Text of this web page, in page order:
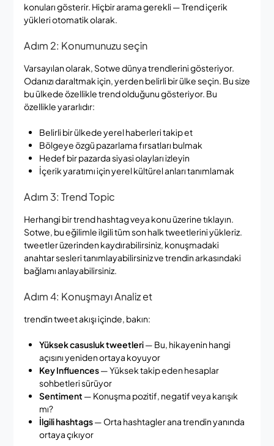
konuları gösterir. Hiçbir arama gerekli — Trend içerik
yükleri otomatik olarak.
Adım 2: Konumunuzu seçin
Varsayılan olarak, Sotwe dünya trendlerini gösteriyor.
Odanızı daraltmak için, yerden belirli bir ülke seçin. Bu size
bu ülkede özellikle trend olduğunu gösteriyor. Bu
özellikle yararlıdır:
Belirli bir ülkede yerel haberleri takip et
Bölgeye özgü pazarlama fırsatları bulmak
Hedef bir pazarda siyasi olayları izleyin
İçerik yaratımı için yerel kültürel anları tanımlamak
Adım 3: Trend Topic
Herhangi bir trend hashtag veya konu üzerine tıklayın.
Sotwe, bu eğilimle ilgili tüm son halk tweetlerini yükleriz.
tweetler üzerinden kaydırabilirsiniz, konuşmadaki
anahtar sesleri tanımlayabilirsiniz ve trendin arkasındaki
bağlamı anlayabilirsiniz.
Adım 4: Konuşmayı Analiz et
trendin tweet akışı içinde, bakın:
Yüksek casusluk tweetleri— Bu, hikayenin hangi
açısını yeniden ortaya koyuyor
Key Influences— Yüksek takip eden hesaplar
sohbetleri sürüyor
Sentiment — Konuşma pozitif, negatif veya karışık
mı?
İlgili hashtags— Orta hashtagler ana trendin yanında
ortaya çıkıyor